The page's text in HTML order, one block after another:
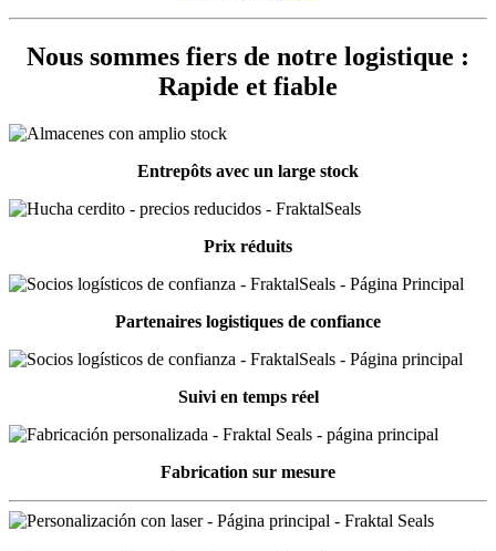
Nous sommes fiers de notre logistique :
Rapide et fiable
Entrepôts avec un large stock
Prix réduits
Partenaires logistiques de confiance
Suivi en temps réel
Fabrication sur mesure